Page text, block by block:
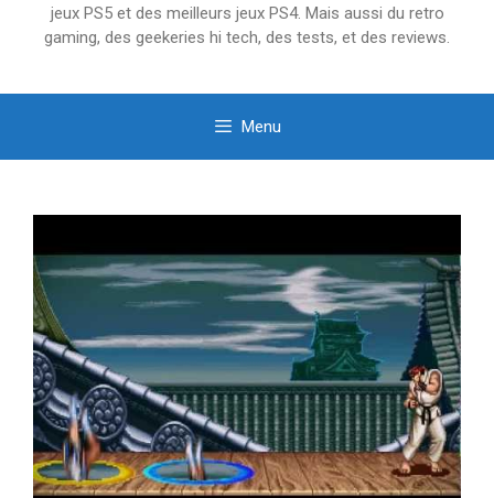
jeux PS5 et des meilleurs jeux PS4. Mais aussi du retro
gaming, des geekeries hi tech, des tests, et des reviews.
Menu